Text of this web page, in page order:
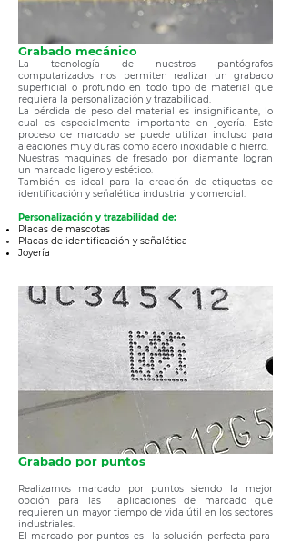
Grabado mecánico
La tecnología de nuestros pantógrafos
computarizados nos permiten realizar un grabado
superficial o profundo en todo tipo de material que
requiera la personalización y trazabilidad.
La pérdida de peso del material es insignificante, lo
cual es especialmente importante en joyería. Este
proceso de marcado se puede utilizar incluso para
aleaciones muy duras como acero inoxidable o hierro.
Nuestras maquinas de fresado por diamante logran
un marcado ligero yestético.
También es ideal para la creación de etiquetas de
identificación y señalética industrial y comercial.
Personalización y trazabilidad de:
Placas de mascotas
Placas de identificación y señalética
Joyería
Grabado por puntos
Realizamos marcado por puntos siendo la mejor
opción para las aplicaciones de marcado que
requieren un mayor tiempo de vida útil en los sectores
industriales.
El marcado por puntos es la solución perfecta para